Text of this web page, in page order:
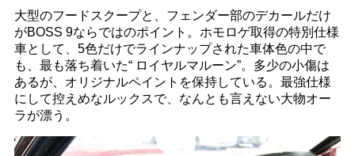
大型のフードスクープと、フェンダー部のデカールだけ
がBOSS 9ならではのポイント。ホモロゲ取得の特別仕様
車として、5色だけでラインナップされた車体色の中で
も、最も落ち着いた“ ロイヤルマルーン”。多少の小傷は
あるが、オリジナルペイントを保持している。最強仕様
にして控えめなルックスで、なんとも言えない大物オー
ラが漂う。